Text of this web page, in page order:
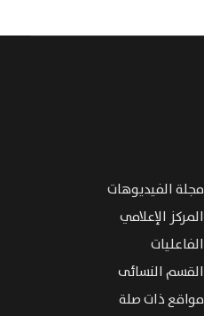
مجلة الفيديوهات
المركز الإعلامي
الفاعليات
القسم النسائى
مواقع ذات صلة